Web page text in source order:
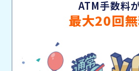
ATM手数料
最大20回